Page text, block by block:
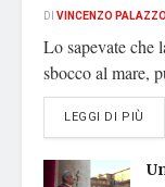
DI VINCENZO
Lo sapevate che
sbocco al mare,
LEGGI DI PIÙ